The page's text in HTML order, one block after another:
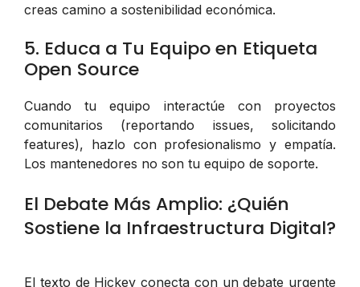
creas camino a sostenibilidad económica.
5. Educa a Tu Equipo en Etiqueta
Open Source
Cuando tu equipo interactúe con proyectos
comunitarios (reportando issues, solicitando
features), hazlo con profesionalismo y empatía.
Los mantenedores no son tu equipo de soporte.
El Debate Más Amplio: ¿Quién
Sostiene la Infraestructura Digital?
El texto de Hickey conecta con un debate urgente